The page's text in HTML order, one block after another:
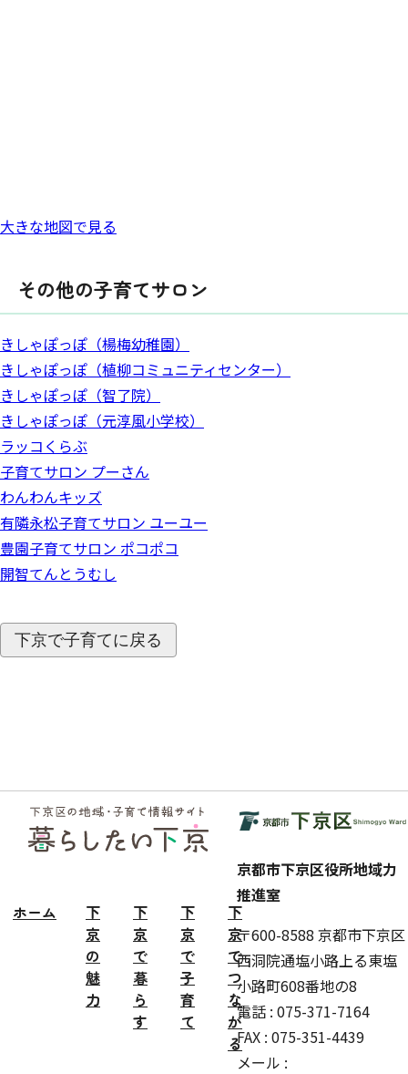
大きな地図で見る
その他の子育てサロン
きしゃぽっぽ（楊梅幼稚園）
きしゃぽっぽ（植柳コミュニティセンター）
きしゃぽっぽ（智了院）
きしゃぽっぽ（元淳風小学校）
ラッコくらぶ
子育てサロン プーさん
わんわんキッズ
有隣永松子育てサロン ユーユー
豊園子育てサロン ポコポコ
開智てんとうむし
下京で子育てに戻る
フッ
ター
ホーム
下
京
の
魅
力
下
京
で
暮
ら
す
下
京
で
子
育
て
下
京
で
つ
な
が
る
京都市下京区役所地域力
推進室
〒600-8588 京都市下京区
西洞院通塩小路上る東塩
小路町608番地の8
電話 : 075-371-7164
FAX : 075-351-4439
メール :